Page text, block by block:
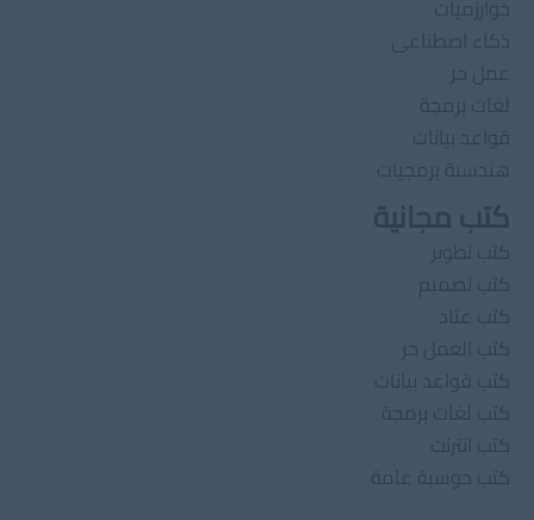
خوارزميات
ذكاء اصطناعى
عمل حر
لغات برمجة
قواعد بيانات
هندسىة برمجيات
كتب مجانية
كتب تطوير
كتب تصميم
كتب عتاد
كتب العمل حر
كتب قواعد بيانات
كتب لغات برمجة
كتب انترنت
كتب حوسبة عامة